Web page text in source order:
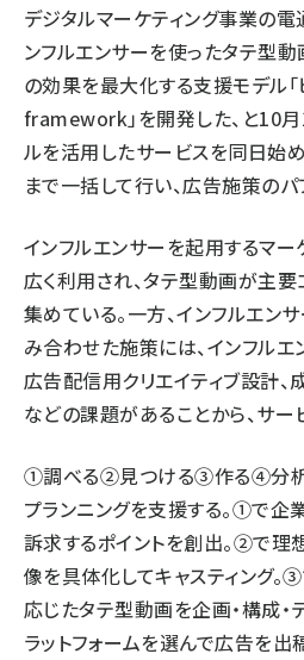
デジタルマーケティング事業の
ンフルエンサーを使ったタテ型
の効果を最大化する支援モデル
framework」を開発した、と10
ルを活用したサービスを同日始
まで一括して行い、広告施策のパ
インフルエンサーを起用するマー
広く利用され、タテ型動画が主
集めている。一方、インフルエン
み合わせた施策には、インフルエ
広告配信用クリエイティブ設計
などの課題があることから、サー
①調べる②見つける③作る④分析
プランニングを支援する。①で企
訴求するポイントを創出。②で理
像を具体化してキャスティング
応じたタテ型動画を企画・構成・
ラットフォームを選んで広告を出